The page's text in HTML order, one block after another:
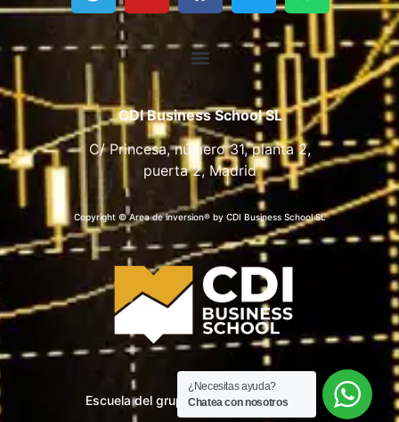
CDI Business School SL
C/ Princesa, número 31, planta 2,
puerta 2, Madrid
Copyright © Area de inversion® by CDI Business School SL
Escuela del grupo CDI Business School
¿Necesitas ayuda?
Chatea con nosotros